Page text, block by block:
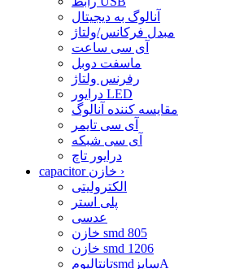
آنالوگ به دیجیتال
مبدل فرکانس/ولتاژ
آی سی ساعت
ماسفت دوبل
رفرنس ولتاژ
درایور LED
مقایسه کننده آنالوگ
آی سی تایمر
آی سی شبکه
درایور تاچ
›
الکترولیتی
پلی استر
عدسی
خازن smd 805
خازن smd 1206
تانتالیومsmdسایزA